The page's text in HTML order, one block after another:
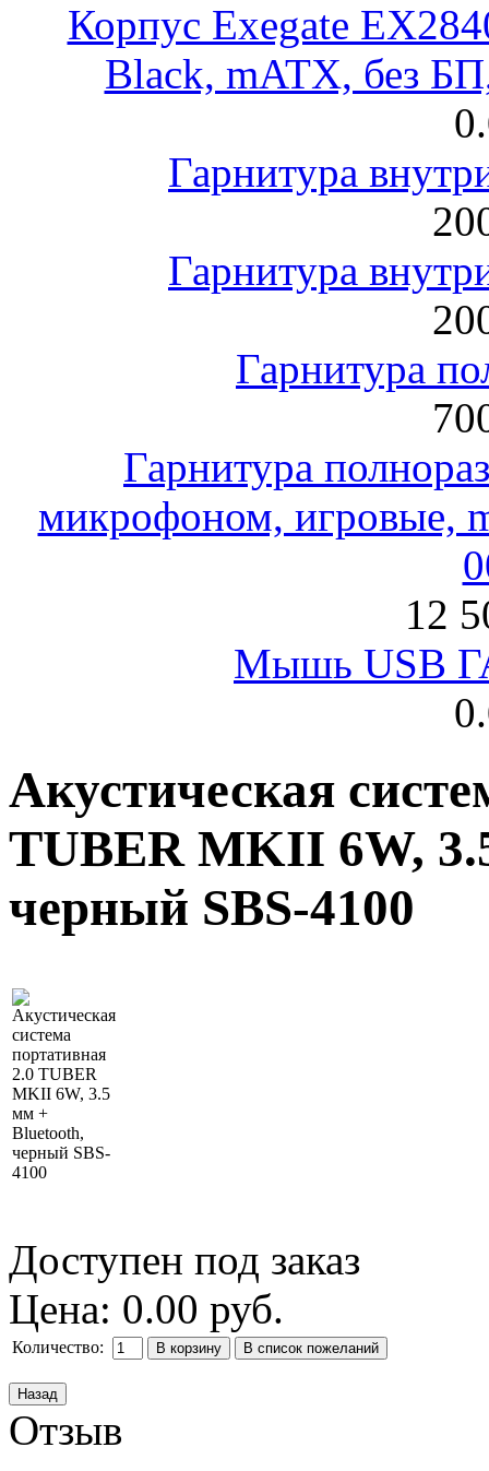
Корпус Exegate
Black, mATX, без
Гарнитура
Гарнитура
Гарнитура
Гарнитура
микрофоном, игровые,
12
Мышь USB
Акустическая
TUBER MKII 6W,
черный SBS-4100
Доступен под заказ
Цена: 0.00 руб.
Количество:
Отзыв